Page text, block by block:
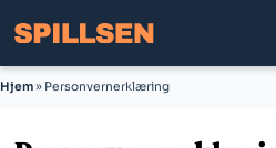
Hjem» Personvernerklæring